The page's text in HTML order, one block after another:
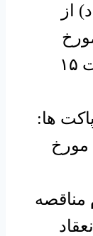
از
مورخ
۱۴۰۲/۰۳/۱۸ لغایت ساعت ۱۵
ها:
مورخ
مناقصه